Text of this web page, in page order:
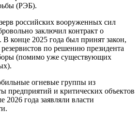
(РЭБ).
российских вооруженных сил
заключил контракт о
В конце 2025 года был принят закон,
по решению президента
(помимо уже существующих
огневые группы из
предприятий и критических объектов
2026 года заявляли власти